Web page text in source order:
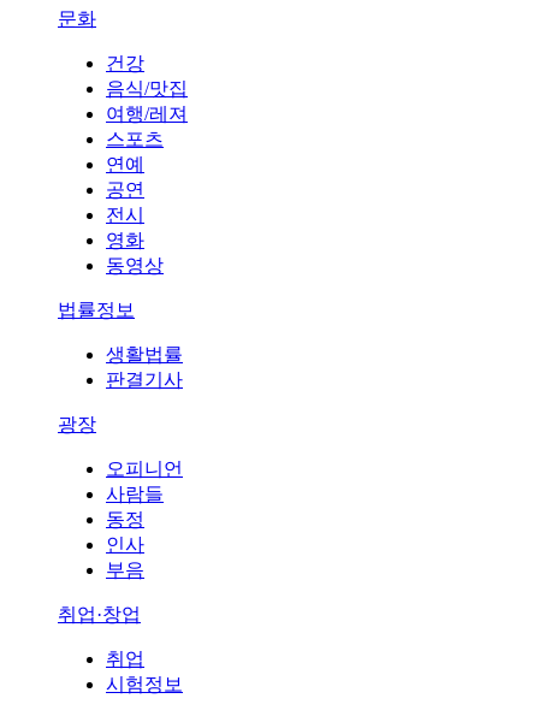
문화
건강
음식/맛집
여행/레져
스포츠
연예
공연
전시
영화
동영상
법률정보
생활법률
판결기사
광장
오피니언
사람들
동정
인사
부음
취업·창업
취업
시험정보